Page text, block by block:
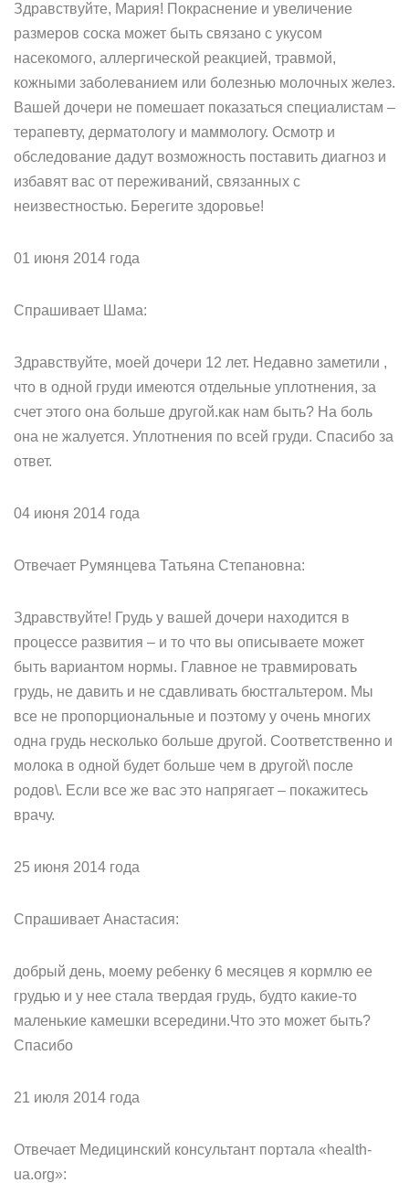
Здравствуйте, Мария! Покраснение и увеличение
размеров соска может быть связано с укусом
насекомого, аллергической реакцией, травмой,
кожными заболеванием или болезнью молочных желез.
Вашей дочери не помешает показаться специалистам –
терапевту, дерматологу и маммологу. Осмотр и
обследование дадут возможность поставить диагноз и
избавят вас от переживаний, связанных с
неизвестностью. Берегите здоровье!
01 июня 2014 года
Спрашивает Шама:
Здравствуйте, моей дочери 12 лет. Недавно заметили ,
что в одной груди имеются отдельные уплотнения, за
счет этого она больше другой.как нам быть? На боль
она не жалуется. Уплотнения по всей груди. Спасибо за
ответ.
04 июня 2014 года
Отвечает Румянцева Татьяна Степановна:
Здравствуйте! Грудь у вашей дочери находится в
процессе развития – и то что вы описываете может
быть вариантом нормы. Главное не травмировать
грудь, не давить и не сдавливать бюстгальтером. Мы
все не пропорциональные и поэтому у очень многих
одна грудь несколько больше другой. Соответственно и
молока в одной будет больше чем в другой\ после
родов\. Если все же вас это напрягает – покажитесь
врачу.
25 июня 2014 года
Спрашивает Анастасия:
добрый день, моему ребенку 6 месяцев я кормлю ее
грудью и у нее стала твердая грудь, будто какие-то
маленькие камешки всередини.Что это может быть?
Спасибо
21 июля 2014 года
Отвечает Медицинский консультант портала «health-
ua.org»: